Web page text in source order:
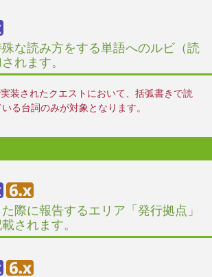
な読み方をする単語へのルビ（読
れます。
装されたクエストにおいて、括弧書きで読
る台詞のみが対象となります。
際に報告するエリア「発行拠点」
されます。